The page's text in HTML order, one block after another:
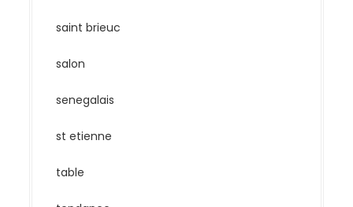
saint brieuc
salon
senegalais
st etienne
table